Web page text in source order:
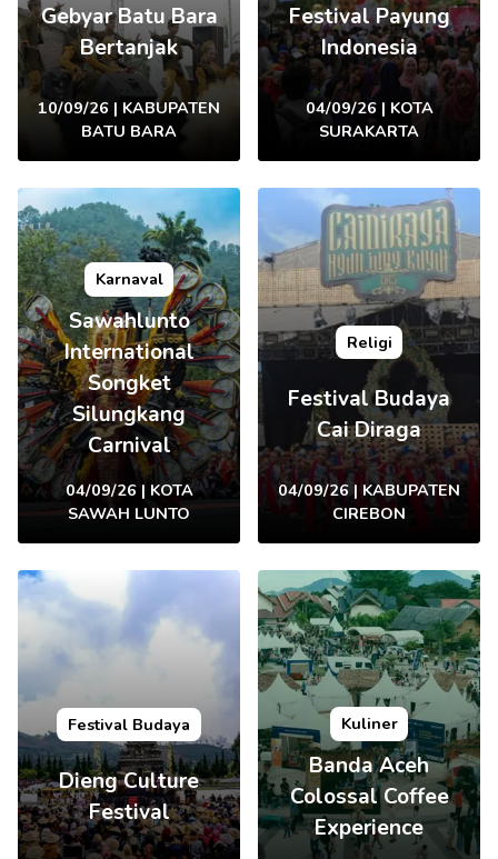
Gebyar Batu Bara
Bertanjak
10/09/26 | KABUPATEN
BATU BARA
Festival Payung
Indonesia
04/09/26 | KOTA
SURAKARTA
Karnaval
Sawahlunto
International
Songket
Silungkang
Carnival
04/09/26 | KOTA
SAWAH LUNTO
Religi
Festival Budaya
Cai Diraga
04/09/26 | KABUPATEN
CIREBON
Festival Budaya
Dieng Culture
Festival
Kuliner
Banda Aceh
Colossal Coffee
Experience